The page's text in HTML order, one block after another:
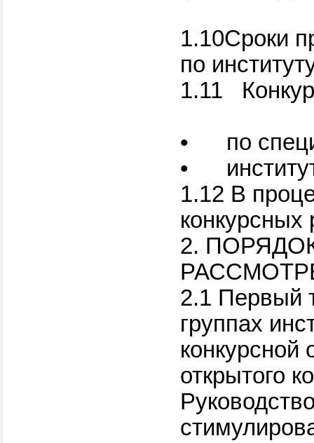
1.10Сроки
по
1.11
•
по
•
1.12 В
конкурсных
2.
2.1 Первый
группах
конкурсной
открытого